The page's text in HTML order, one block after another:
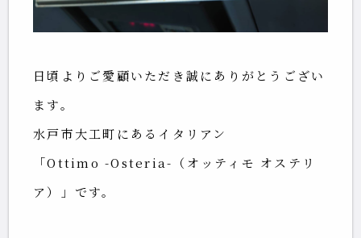
日頃よりご愛顧いただき誠にありがとうござい
ます。
水戸市大工町にあるイタリアン
「Ottimo -Osteria-（オッティモ オステリ
ア）」です。